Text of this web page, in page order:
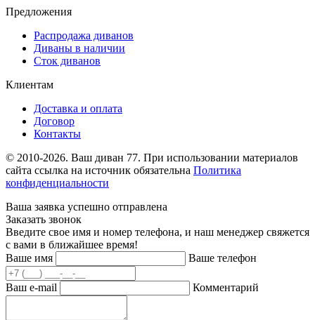
Предложения
Распродажа диванов
Диваны в наличии
Сток диванов
Клиентам
Доставка и оплата
Договор
Контакты
© 2010-2026. Ваш диван 77. При использовании материалов
сайта ссылка на источник обязательна Политика
конфиденциальности
Ваша заявка успешно отправлена
Заказать звонок
Введите свое имя и номер телефона, и наш менеджер свяжется
с вами в ближайшее время!
Ваше имя
Ваше телефон
Ваш e-mail Комментарий